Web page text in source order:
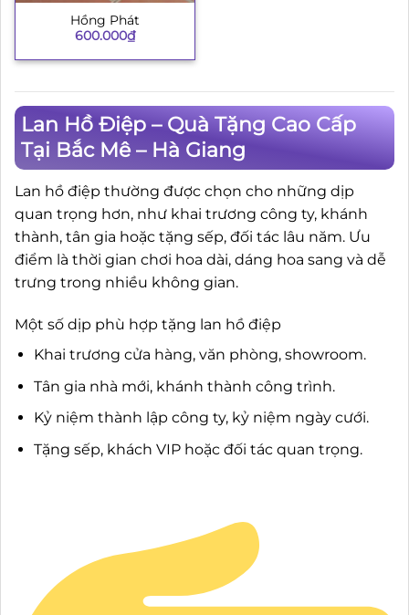
Hồng Phát
600.000₫
Lan Hồ Điệp – Quà Tặng Cao Cấp
Tại Bắc Mê – Hà Giang
Lan hồ điệp thường được chọn cho những dịp
quan trọng hơn, như khai trương công ty, khánh
thành, tân gia hoặc tặng sếp, đối tác lâu năm. Ưu
điểm là thời gian chơi hoa dài, dáng hoa sang và dễ
trưng trong nhiều không gian.
Một số dịp phù hợp tặng lan hồ điệp
Khai trương cửa hàng, văn phòng, showroom.
Tân gia nhà mới, khánh thành công trình.
Kỷ niệm thành lập công ty, kỷ niệm ngày cưới.
Tặng sếp, khách VIP hoặc đối tác quan trọng.